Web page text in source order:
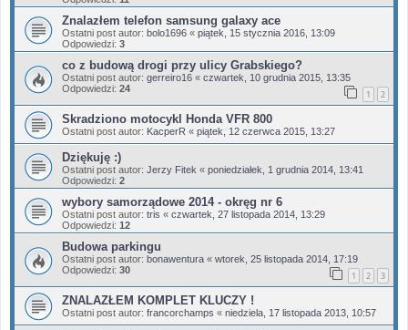
Znalazłem telefon samsung galaxy ace
Ostatni post autor: bolo1696 « piątek, 15 stycznia 2016, 13:09
Odpowiedzi: 3
co z budową drogi przy ulicy Grabskiego?
Ostatni post autor: gerreiro16 « czwartek, 10 grudnia 2015, 13:35
Odpowiedzi: 24 1 2
Skradziono motocykl Honda VFR 800
Ostatni post autor: KacperR « piątek, 12 czerwca 2015, 13:27
Dziękuję :)
Ostatni post autor: Jerzy Fitek « poniedziałek, 1 grudnia 2014, 13:41
Odpowiedzi: 2
wybory samorządowe 2014 - okręg nr 6
Ostatni post autor: tris « czwartek, 27 listopada 2014, 13:29
Odpowiedzi: 12
Budowa parkingu
Ostatni post autor: bonawentura « wtorek, 25 listopada 2014, 17:19
Odpowiedzi: 30 1 2 3
ZNALAZŁEM KOMPLET KLUCZY !
Ostatni post autor: francorchamps « niedziela, 17 listopada 2013, 10:57